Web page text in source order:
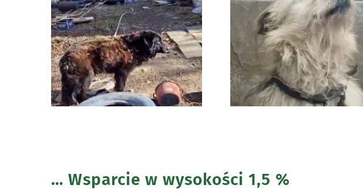
Błąkała się sama w
lesie
Ratunek Lesia
… Wsparcie w wysokości 1,5 %